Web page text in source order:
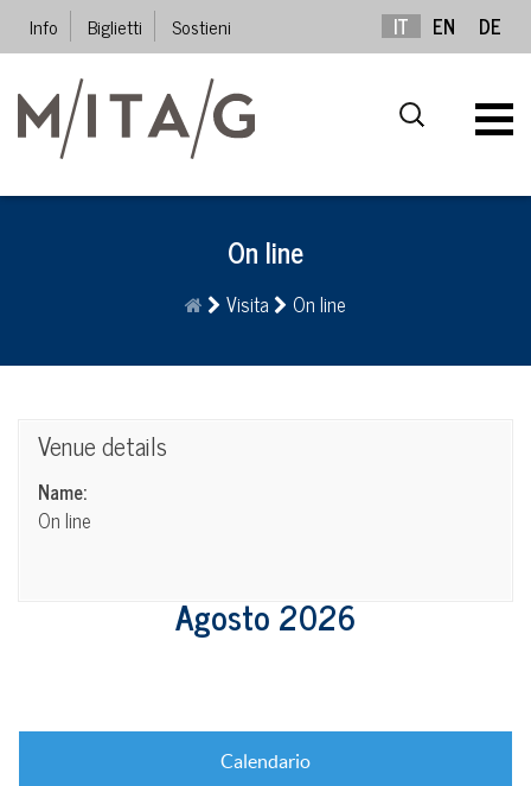
Info Biglietti Sostieni IT EN DE
On line
Visita On line
Venue details
Name:
On line
Agosto 2026
Calendario